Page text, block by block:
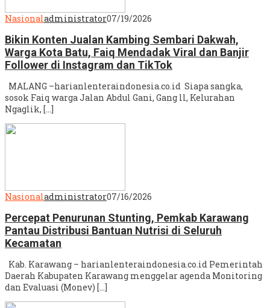
Nasionaladministrator07/19/2026
Bikin Konten Jualan Kambing Sembari Dakwah,
Warga Kota Batu, Faiq Mendadak Viral dan Banjir
Follower di Instagram dan TikTok
MALANG –harianlenteraindonesia.co.id Siapa sangka,
sosok Faiq warga Jalan Abdul Gani, Gang ll, Kelurahan
Ngaglik, […]
Nasionaladministrator07/16/2026
Percepat Penurunan Stunting, Pemkab Karawang
Pantau Distribusi Bantuan Nutrisi di Seluruh
Kecamatan
Kab. Karawang – harianlenteraindonesia.co.id Pemerintah
Daerah Kabupaten Karawang menggelar agenda Monitoring
dan Evaluasi (Monev) […]